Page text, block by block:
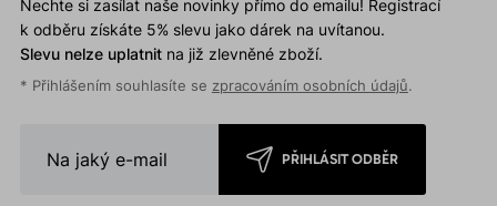
Nechte si zasílat naše novinky přímo do emailu! Registrací
k odběru získáte 5% slevu jako dárek na uvítanou.
Slevu nelze uplatnitna již zlevněné zboží.
* Přihlášením souhlasíte se zpracováním osobních údajů.
PŘIHLÁSIT ODBĚR